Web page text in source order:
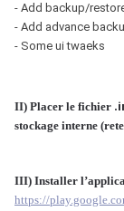
- Add backup/
- Add advance
- Some ui twaeks
II) Placer le fichier
stockage interne
III) Installer
https://